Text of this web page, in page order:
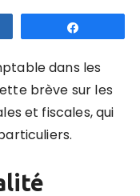
dans les
brève sur les
et fiscales, qui